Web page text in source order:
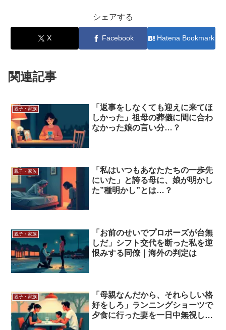
シェアする
X Facebook Hatena Bookmark
関連記事
親子・家族
「返事をしなくても迎えに来てほ
しかった」祖母の葬儀に間に合わ
なかった娘の言い分…？
親子・家族
「私はいつもあなたたちの一歩先
にいた」と誇る母に、娘が明かし
た”種明かし”とは…？
親子・家族
「お前のせいでプロポーズが台無
しだ」シフト交代を断った私を逆
恨みする同僚｜海外の判定は
親子・家族
「母親なんだから、それらしい格
好をしろ」ランニングショーツで
夕食に行った妻を一日中無視した